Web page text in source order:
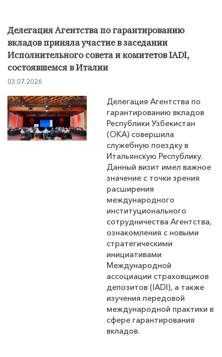
Делегация Агентства по гарантированию
вкладов приняла участие в заседании
Исполнительного совета и комитетов IADI,
состоявшемся в Италии
03.07.2026
Делегация Агентства по
гарантированию вкладов
Республики Узбекистан
(ОКА) совершила
служебную поездку в
Итальянскую Республику.
Данный визит имел важное
значение с точки зрения
расширения
международного
институционального
сотрудничества Агентства,
ознакомления с новыми
стратегическими
инициативами
Международной
ассоциации страховщиков
депозитов (IADI), а также
изучения передовой
международной практики в
сфере гарантирования
вкладов.